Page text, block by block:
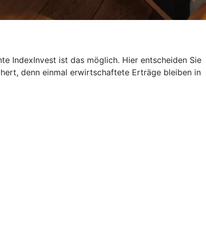
IndexInvest ist das möglich. Hier entscheiden Sie
denn einmal erwirtschaftete Erträge bleiben in